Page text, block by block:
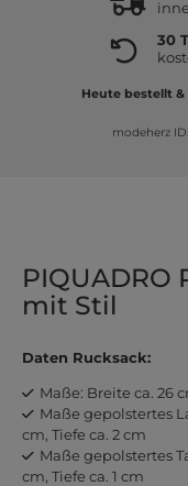
30
Heute bestellt
modeherz ID:
PIQUADRO
mit Stil
Daten Rucksack:
Maße: Breite ca. 26
Maße gepolstertes
cm, Tiefe ca. 2 cm
Maße gepolstertes
cm, Tiefe ca. 1 cm